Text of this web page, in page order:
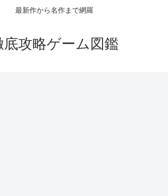
最新作から名作まで網羅
底攻略ゲーム図鑑